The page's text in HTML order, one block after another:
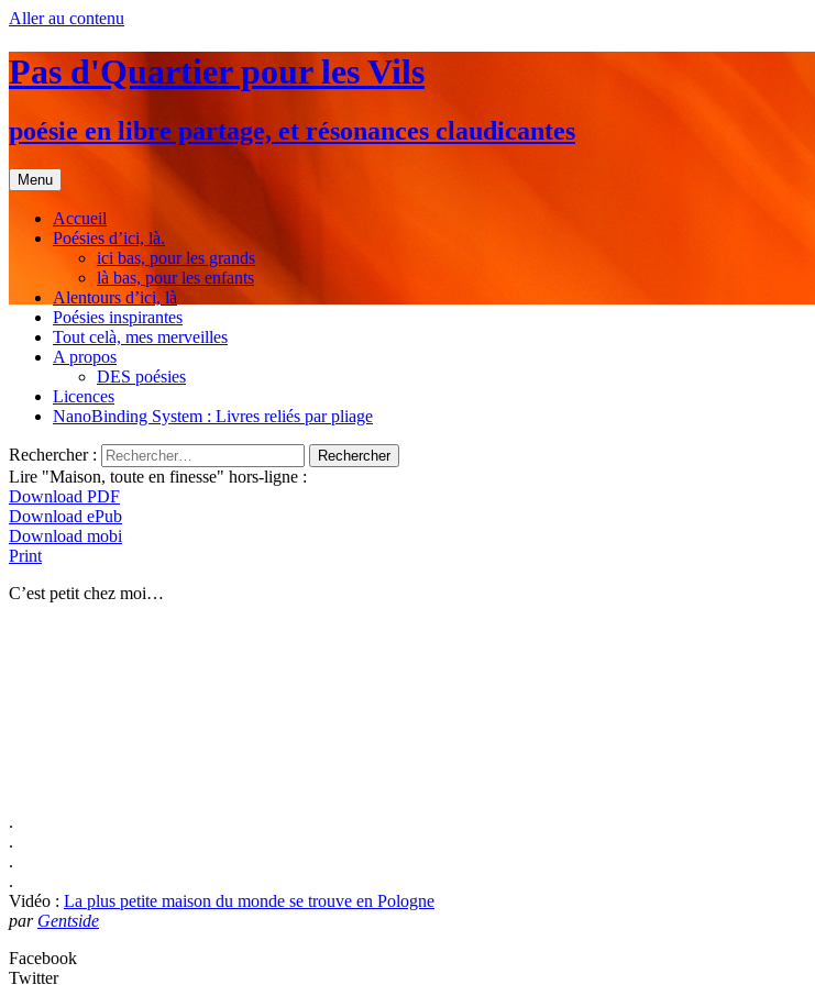
Aller au contenu
Pas d'Quartier pour les Vils
poésie en libre partage, et résonances claudicantes
Menu
Accueil
Poésies d’ici, là.
ici bas, pour les grands
là bas, pour les enfants
Alentours d’ici, là
Poésies inspirantes
Tout celà, mes merveilles
A propos
DES poésies
Licences
NanoBinding System : Livres reliés par pliage
Rechercher :
Lire "Maison, toute en finesse" hors-ligne :
Download PDF
Download ePub
Download mobi
Print
C’est petit chez moi…
.
.
.
.
Vidéo : La plus petite maison du monde se trouve en Pologne
par Gentside
Facebook
Twitter